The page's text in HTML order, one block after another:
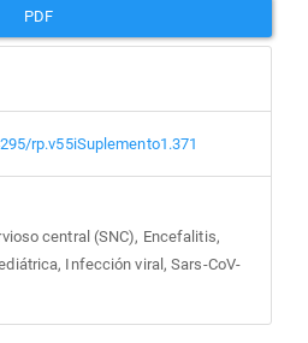
PDF
rp.v55iSuplemento1.371
central (SNC), Encefalitis,
Infección viral, Sars-CoV-